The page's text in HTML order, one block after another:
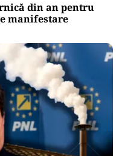
din an pentru
manifestare